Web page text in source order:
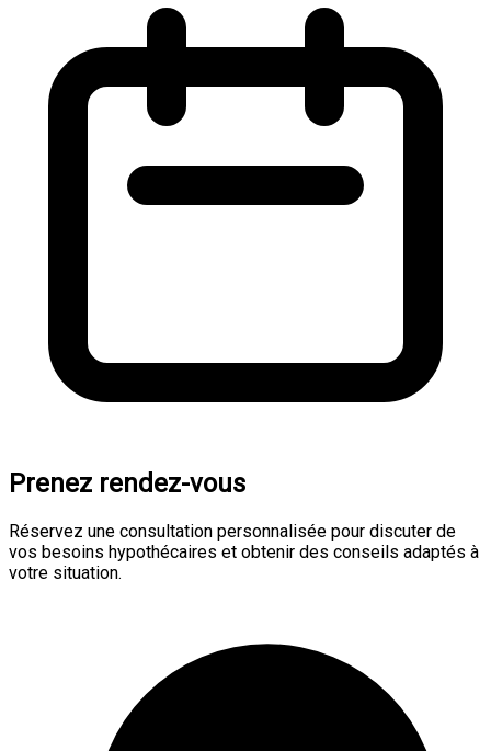
Prenez rendez-vous
Réservez une consultation personnalisée pour discuter de
vos besoins hypothécaires et obtenir des conseils adaptés à
votre situation.